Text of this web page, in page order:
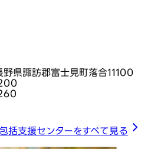
県諏訪郡富士見町落合11100
括支援センターをすべて見る